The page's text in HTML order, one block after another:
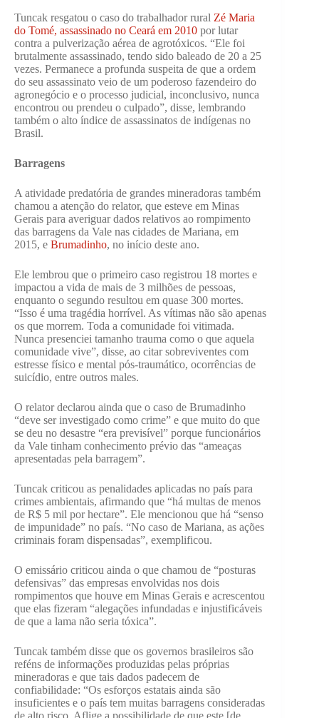
Tuncak resgatou o caso do trabalhador rural Zé Maria
do Tomé, assassinado no Ceará em 2010 por lutar
contra a pulverização aérea de agrotóxicos. “Ele foi
brutalmente assassinado, tendo sido baleado de 20 a 25
vezes. Permanece a profunda suspeita de que a ordem
do seu assassinato veio de um poderoso fazendeiro do
agronegócio e o processo judicial, inconclusivo, nunca
encontrou ou prendeu o culpado”, disse, lembrando
também o alto índice de assassinatos de indígenas no
Brasil.
Barragens
A atividade predatória de grandes mineradoras também
chamou a atenção do relator, que esteve em Minas
Gerais para averiguar dados relativos ao rompimento
das barragens da Vale nas cidades de Mariana, em
2015, e Brumadinho, no início deste ano.
Ele lembrou que o primeiro caso registrou 18 mortes e
impactou a vida de mais de 3 milhões de pessoas,
enquanto o segundo resultou em quase 300 mortes.
“Isso é uma tragédia horrível. As vítimas não são apenas
os que morrem. Toda a comunidade foi vitimada.
Nunca presenciei tamanho trauma como o que aquela
comunidade vive”, disse, ao citar sobreviventes com
estresse físico e mental pós-traumático, ocorrências de
suicídio, entre outros males.
O relator declarou ainda que o caso de Brumadinho
“deve ser investigado como crime” e que muito do que
se deu no desastre “era previsível” porque funcionários
da Vale tinham conhecimento prévio das “ameaças
apresentadas pela barragem”.
Tuncak criticou as penalidades aplicadas no país para
crimes ambientais, afirmando que “há multas de menos
de R$ 5 mil por hectare”. Ele mencionou que há “senso
de impunidade” no país. “No caso de Mariana, as ações
criminais foram dispensadas”, exemplificou.
O emissário criticou ainda o que chamou de “posturas
defensivas” das empresas envolvidas nos dois
rompimentos que houve em Minas Gerais e acrescentou
que elas fizeram “alegações infundadas e injustificáveis
de que a lama não seria tóxica”.
Tuncak também disse que os governos brasileiros são
reféns de informações produzidas pelas próprias
mineradoras e que tais dados padecem de
confiabilidade: “Os esforços estatais ainda são
insuficientes e o país tem muitas barragens consideradas
de alto risco. Aflige a possibilidade de que este [de